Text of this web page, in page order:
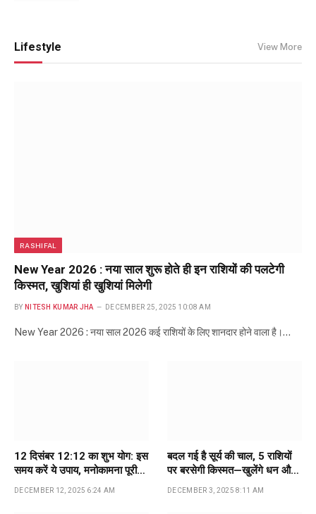
Lifestyle View More
RASHIFAL
New Year 2026 : नया साल शुरू होते ही इन राशियों की पलटेगी
किस्मत, खुशियां ही खुशियां मिलेगी
BY NITESH KUMAR JHA DECEMBER 25, 2025 10:08 AM
New Year 2026 : नया साल 2026 कई राशियों के लिए शानदार होने वाला है।…
12 दिसंबर 12:12 का शुभ योग: इस
समय करें ये उपाय, मनोकामना पूरी
होने की मान्यता
DECEMBER 12, 2025 6:24 AM
बदल गई है सूर्य की चाल, 5 राशियों
पर बरसेगी किस्मत—खुलेंगे धन और
सफलता के नए दरवाजे
DECEMBER 3, 2025 8:11 AM